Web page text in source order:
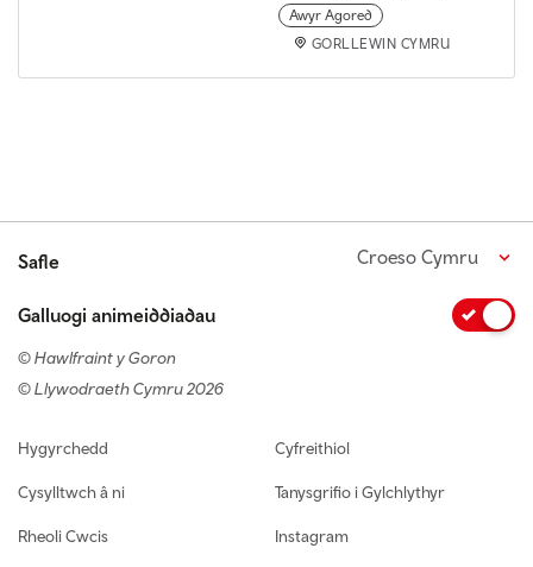
Awyr Agored
GORLLEWIN CYMRU
Safle Croeso Cymru
Galluogi animeiddiadau
© Hawlfraint y Goron
© Llywodraeth Cymru 2026
Footer navigation
Hygyrchedd
Cysylltwch â ni
Rheoli Cwcis
Cyfreithiol
Tanysgrifio i Gylchlythyr
Instagram